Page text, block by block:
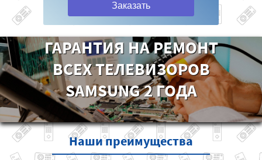
Заказать
ГАРАНТИЯ НА РЕМОНТ
ВСЕХ ТЕЛЕВИЗОРОВ
SAMSUNG 2 ГОДА
Нашипреимущества